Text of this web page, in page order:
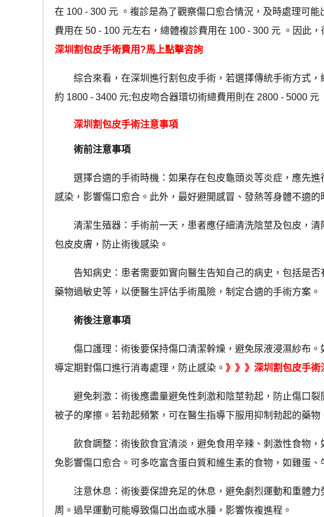
在 100 - 300 元 。複診是為了觀察傷口愈合情況，及時處理可
費用在 50 - 100 元左右，總體複診費用在 100 - 300 元 。因此
深圳割包皮手術費用?馬上點擊咨詢
綜合來看，在深圳進行割包皮手術，若選擇傳統手術方式，
約 1800 - 3400 元;包皮吻合器環切術總費用則在 2800 - 5000 元
深圳割包皮手術注意事項
術前注意事項
選擇合適的手術時機：如果存在包皮龜頭炎等炎症，應先進
感染，影響傷口愈合。此外，最好避開感冒、發熱等身體不適的
清潔生殖器：手術前一天，患者應仔細清洗陰莖及包皮，清
包皮皮膚，防止術後感染。
告知病史：患者需要如實向醫生告知自己的病史，包括是否
藥物過敏史等，以便醫生評估手術風險，制定合適的手術方案。
術後注意事項
傷口護理：術後要保持傷口清潔幹燥，避免尿液浸濕紗布。
導定期對傷口進行消毒處理，防止感染。 》》》深圳割包皮手
避免刺激：術後應盡量避免性刺激和陰莖勃起，防止傷口裂
被子的摩擦。若勃起頻繁，可在醫生指導下服用抑制勃起的藥物
飲食調整：術後飲食宜清淡，避免食用辛辣、刺激性食物，
免影響傷口愈合。可多吃富含蛋白質和維生素的食物，如雞蛋
注意休息：術後要保證充足的休息，避免劇烈運動和重體力
周。過早運動可能導致傷口出血或水腫，影響恢複進程。